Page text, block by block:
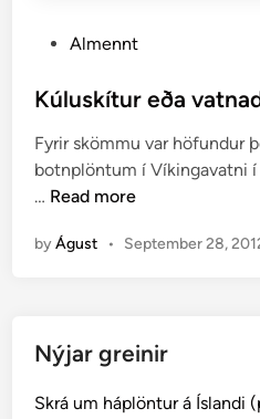
s
e
d
i
Almennt
Kúluskítur eða
Fyrir skömmu var höfundur
botnplöntum í Víkingavatni
… K
l
í
u
Read more
byÁgust • September 28,
Nýjar greinir
Skrá um háplöntur á Íslandi